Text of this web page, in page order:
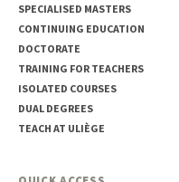
SPECIALISED MASTERS
CONTINUING EDUCATION
DOCTORATE
TRAINING FOR TEACHERS
ISOLATED COURSES
DUAL DEGREES
TEACH AT ULIÈGE